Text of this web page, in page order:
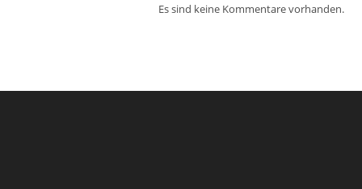
Es sind keine Kommentare vorhanden.